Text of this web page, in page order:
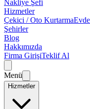
Nakliye Şefi
Hizmetler
Çekici / Oto Kurtarma
Şehirler
Blog
Hakkımızda
Firma GirişiTeklif Al
Menü
Hizmetler